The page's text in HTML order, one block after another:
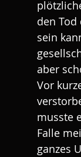
den
sein
aber
Vor
musste
Falle
ganzes